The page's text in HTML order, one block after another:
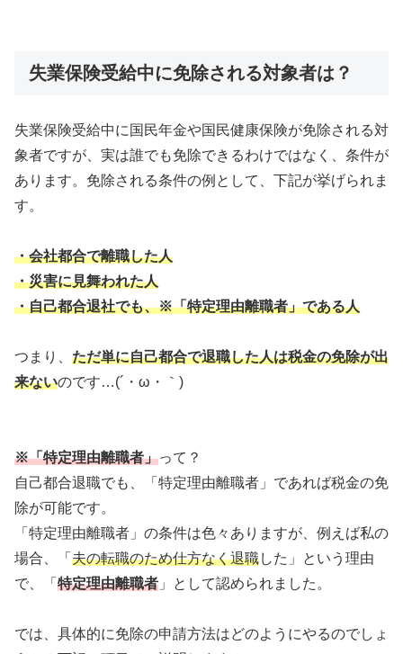
失業保険受給中に免除される対象者は？
失業保険受給中に国民年金や国民健康保険が免除される対
象者ですが、実は誰でも免除できるわけではなく、条件が
あります。免除される条件の例として、下記が挙げられま
す。
・会社都合で離職した人
・災害に見舞われた人
・自己都合退社でも、※「特定理由離職者」である人
つまり、 ただ単に自己都合で退職した人は税金の免除が出
来ないのです…(´・ω・｀)
※「特定理由離職者」って？
自己都合退職でも、「特定理由離職者」であれば税金の免
除が可能です。
「特定理由離職者」の条件は色々ありますが、例えば私の
場合、「 夫の転職のため仕方なく退職した」という理由
で、「 特定理由離職者 」として認められました。
では、具体的に免除の申請方法はどのようにやるのでしょ